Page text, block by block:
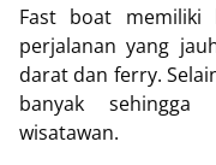
Fast boat memiliki
perjalanan yang
darat dan ferry.
banyak sehingga
wisatawan.